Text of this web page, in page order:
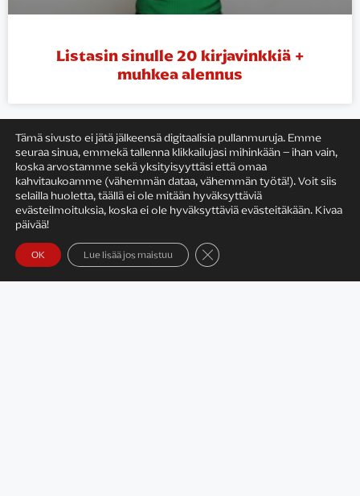
Listasin sinulle 20 kirjavinkkiä +
muhkea alennus
KIRJAILIJAN TYÖ
Tämä sivusto ei jätä jälkeensä digitaalisia pullanmuruja. Emme
seuraa sinua, emmekä tallenna klikkailujasi mihinkään – ihan vain,
koska arvostamme sekä yksityisyyttäsi että omaa
kahvitaukoamme (vähemmän dataa, vähemmän työtä!). Voit siis
selailla huoletta, täällä ei ole mitään hyväksyttäviä
evästeilmoituksia, koska ei ole hyväksyttäviä evästeitäkään. Kivaa
päivää!
OK Lue lisää jos maistuu Sulje evästebanneri